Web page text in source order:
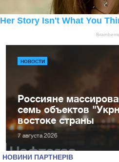
НОВОСТИ
Россияне
семь объектов
востоке страны
7 августа 2026